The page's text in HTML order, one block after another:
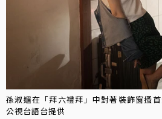
孫淑媚在「拜六禮拜」中對著裝飾窗搔
公視台語台提供